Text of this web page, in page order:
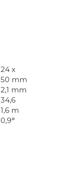
24 x
50 mm
2,1 mm
34,6
1,6 m
0,9°